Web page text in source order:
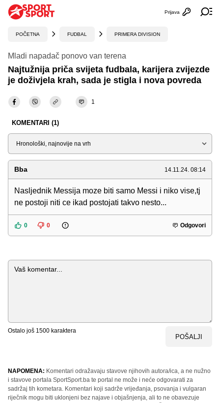
Otvori
Prijava
POČETNA FUDBAL PRIMERA DIVISION
Mladi napadač ponovo van terena
Najtužnija priča svijeta fudbala, karijera zvijezde
je doživjela krah, sada je stigla i nova povreda
1
KOMENTARI (1)
Sortiraj
Bba 14.11.24. 08:14
Nasljednik Messija moze biti samo Messi i niko vise,tj
ne postoji niti ce ikad postojati takvo nesto...
0 0 Odgovori
Komentar
Ostalo još 1500 karaktera
POŠALJI
NAPOMENA: Komentari odražavaju stavove njihovih autora/ica, a ne nužno
i stavove portala SportSport.ba te portal ne može i neće odgovarati za
sadržaj tih kometara. Komentari koji sadrže vrijeđanja, psovanja i vulgaran
riječnik mogu biti uklonjeni bez najave i objašnjenja, ali to ne obavezuje